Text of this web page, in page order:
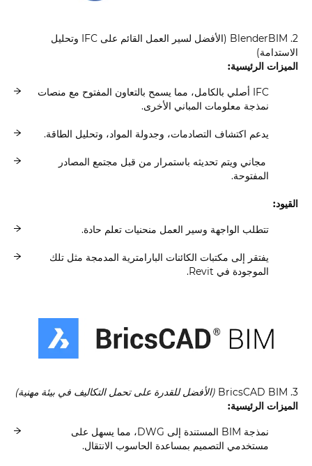
2. BlenderBIM (الأفضل لسير العمل القائم على IFC وتحليل
الاستدامة)
الميزات الرئيسية:
IFC أصلي بالكامل، مما يسمح بالتعاون المفتوح مع منصات
نمذجة معلومات المباني الأخرى.
يدعم اكتشاف التصادمات، وجدولة المواد، وتحليل الطاقة.
مجاني ويتم تحديثه باستمرار من قبل مجتمع المصادر
المفتوحة.
القيود:
تتطلب الواجهة وسير العمل منحنيات تعلم حادة.
يفتقر إلى مكتبات الكائنات البارامترية المدمجة مثل تلك
الموجودة في Revit.
3. BricsCAD BIM
(الأفضل للقدرة على تحمل التكاليف في بيئة مهنية)
الميزات الرئيسية:
نمذجة BIM المستندة إلى DWG، مما يسهل على
مستخدمي التصميم بمساعدة الحاسوب الانتقال.